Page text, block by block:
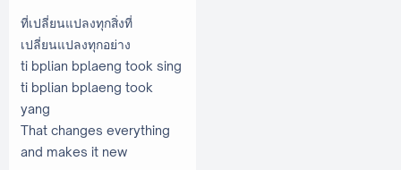
ที่เปลี่ยนแปลงทุกสิ่งที่
เปลี่ยนแปลงทุกอย่าง
ti bplian bplaeng took sing
ti bplian bplaeng took
yang
That changes everything
and makes it new